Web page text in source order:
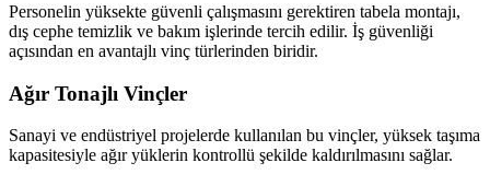
Personelin yüksekte güvenli çalışmasını gerektiren tabela montajı,
dış cephe temizlik ve bakım işlerinde tercih edilir. İş güvenliği
açısından en avantajlı vinç türlerinden biridir.
Ağır Tonajlı Vinçler
Sanayi ve endüstriyel projelerde kullanılan bu vinçler, yüksek taşıma
kapasitesiyle ağır yüklerin kontrollü şekilde kaldırılmasını sağlar.